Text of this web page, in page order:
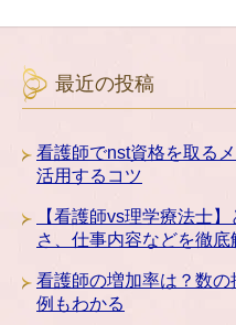
最近の投稿
看護師でnst資格を取る
活用するコツ
【看護師vs理学療法士
さ、仕事内容などを徹底
看護師の増加率は？数
例もわかる